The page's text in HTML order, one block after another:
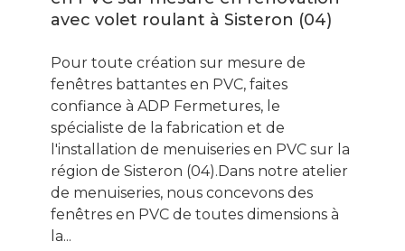
avec volet roulant à Sisteron (04)
Pour toute création sur mesure de
fenêtres battantes en PVC, faites
confiance à ADP Fermetures, le
spécialiste de la fabrication et de
l'installation de menuiseries en PVC sur la
région de Sisteron (04).Dans notre atelier
de menuiseries, nous concevons des
fenêtres en PVC de toutes dimensions à
la...